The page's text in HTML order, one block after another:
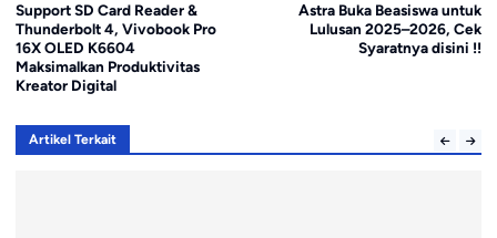
Support SD Card Reader &
Thunderbolt 4, Vivobook Pro
16X OLED K6604
Maksimalkan Produktivitas
Kreator Digital
Astra Buka Beasiswa untuk
Lulusan 2025–2026, Cek
Syaratnya disini !!
Artikel Terkait